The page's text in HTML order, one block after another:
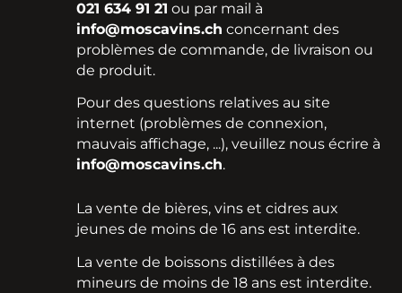
021 634 91 21 ou par mail à
info@moscavins.ch concernant des
problèmes de commande, de livraison ou
de produit.
Pour des questions relatives au site
internet (problèmes de connexion,
mauvais affichage, ...), veuillez nous écrire à
info@moscavins.ch.
La vente de bières, vins et cidres aux
jeunes de moins de 16 ans est interdite.
La vente de boissons distillées à des
mineurs de moins de 18 ans est interdite.